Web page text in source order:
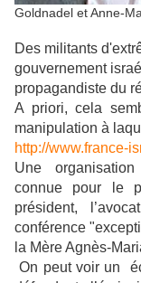
Goldnadel et Anne-
Des militants
gouvernement
propagandiste du
A priori, cela
manipulation à
http://www.france-
Une
connue pour le
président,
conférence
la Mère Agnès-
On peut voir un